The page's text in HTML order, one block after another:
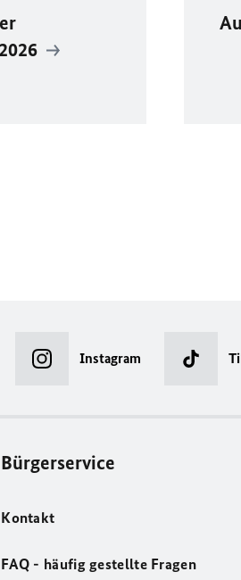
Instagram
Bürgerservice
Kontakt
FAQ - häufig gestellte Fragen